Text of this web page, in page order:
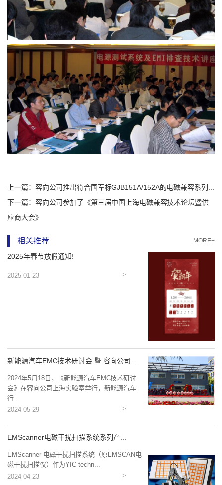
上一篇： 容向公司推出符合国军标GJB151A/152A的电磁兼容系列...
下一篇： 容向公司参加了《第三届中国上海电磁兼容技术论坛暨供
应商大会》
相关推荐 MORE+
2025年春节放假通知!
2025-01-23
新能源汽车EMC技术研讨会 暨 容向公司...
2024年5月18日，《新能源汽车EMC技术研讨
会》在容向公司上海实验室举行，新能源汽车
行...
2024-05-29
EMScanner电磁干扰扫描系统系列产...
EMScanner 电磁干扰扫描系统（原EMSCAN电
磁干扰扫描仪）作为YIC techn...
2024-04-23